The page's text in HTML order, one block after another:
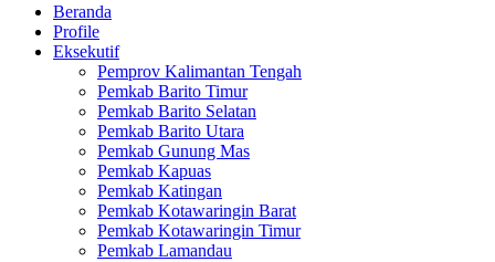
Beranda
Profile
Eksekutif
Pemprov Kalimantan Tengah
Pemkab Barito Timur
Pemkab Barito Selatan
Pemkab Barito Utara
Pemkab Gunung Mas
Pemkab Kapuas
Pemkab Katingan
Pemkab Kotawaringin Barat
Pemkab Kotawaringin Timur
Pemkab Lamandau